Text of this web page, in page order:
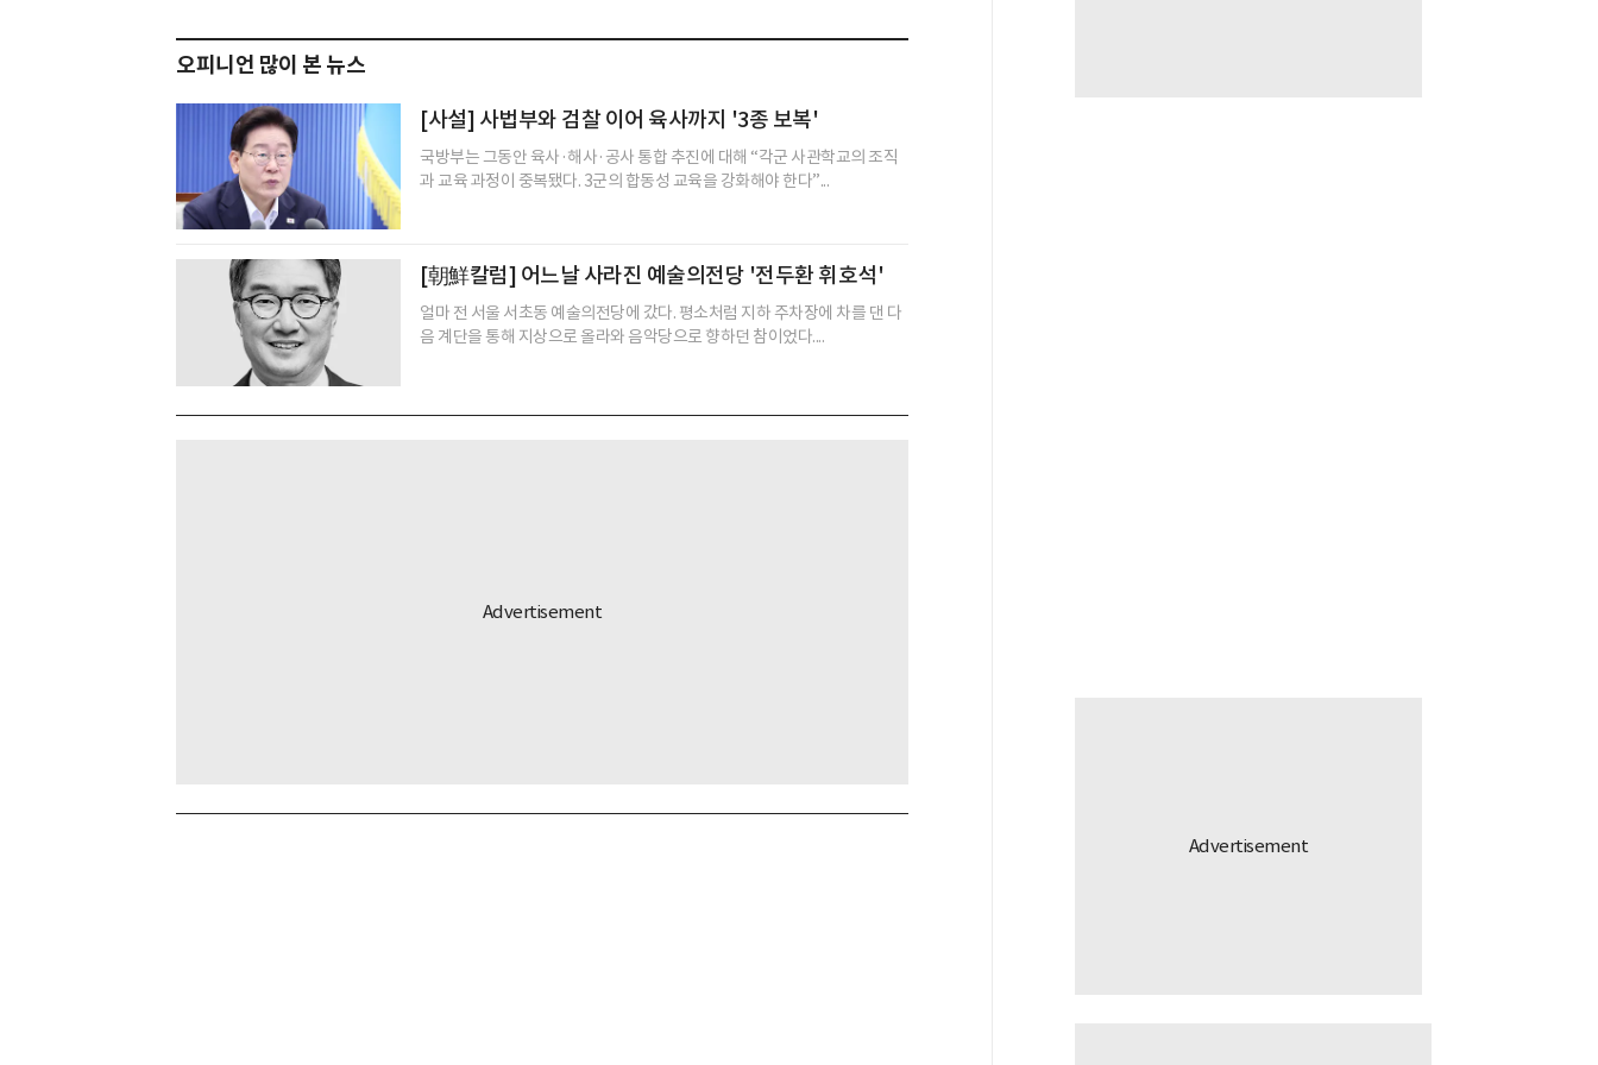
오피니언 많이 본 뉴스
[사설] 사법부와 검찰 이어 육사까지 '3종 보복'
국방부는 그동안 육사·해사·공사 통합 추진에 대해 “각군 사관학교의 조직
과 교육 과정이 중복됐다. 3군의 합동성 교육을 강화해야 한다”...
[朝鮮칼럼] 어느날 사라진 예술의전당 '전두환 휘호석'
얼마 전 서울 서초동 예술의전당에 갔다. 평소처럼 지하 주차장에 차를 댄 다
음 계단을 통해 지상으로 올라와 음악당으로 향하던 참이었다....